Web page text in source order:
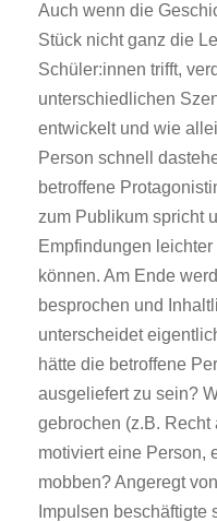
Auch wenn die
Stück nicht ganz die
Schüler:innen trifft,
unterschiedlichen
entwickelt und wie
Person schnell
betroffene
zum Publikum spricht
Empfindungen
können. Am Ende
besprochen und
unterscheidet
hätte die betroffene
ausgeliefert zu sein?
gebrochen (z.B.
motiviert eine Person,
mobben? Angeregt
Impulsen beschäftigte